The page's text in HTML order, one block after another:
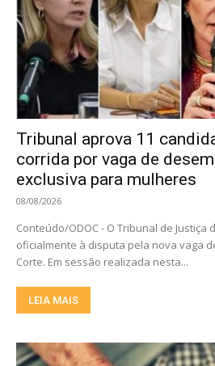
Tribunal aprova 11
corrida por vaga de
exclusiva para mulheres
08/08/2026
Conteúdo/ODOC - O Tribunal de Justiça
oficialmente à disputa pela nova vaga
Corte. Em sessão realizada nesta...
LEIA MAIS